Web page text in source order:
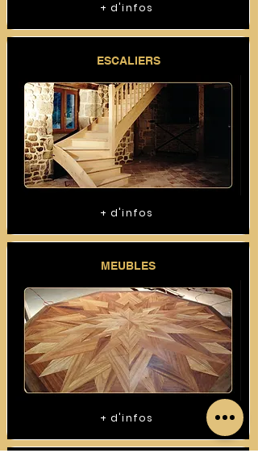
+ d'infos
ESCALIERS
+ d'infos
MEUBLES
+ d'infos